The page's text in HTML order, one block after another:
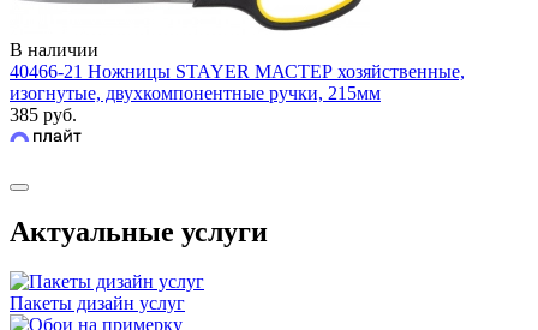
В наличии
40466-21 Ножницы STAYER МАСТЕР хозяйственные,
изогнутые, двухкомпонентные ручки, 215мм
385 руб.
Актуальные услуги
Пакеты дизайн услуг